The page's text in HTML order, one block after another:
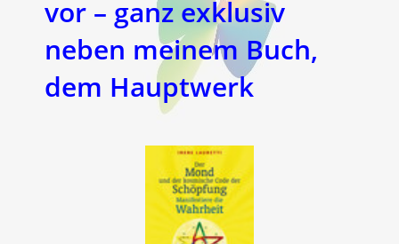
vor – ganz exklusiv
neben meinem Buch,
dem Hauptwerk